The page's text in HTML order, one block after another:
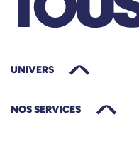
UNIVERS
NOS SERVICES